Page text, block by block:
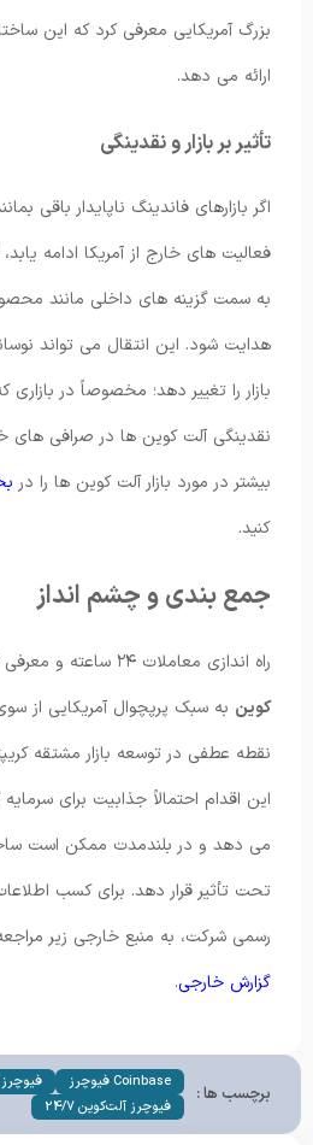
بزرگ آمریکایی معرفی کرد که این
ارائه می دهد.
تأثیر بر بازار و نقدینگی
اگر بازارهای فاندینگ ناپایدار باقی
فعالیت های خارج از آمریکا ادامه
هدایت شود. این انتقال می تواند
بازار را تغییر دهد؛ مخصوصاً در
نقدینگی آلت کوین ها در صرافی های
بیشتر در مورد بازار آلت کوین ها را در
کنید.
جمع بندی و چشم انداز
راه اندازی معاملات ۲۴ ساعته و معرفی قراردادهای
کوین
نقطه عطفی در توسعه بازار مشتقه
این اقدام احتمالاً جذابیت برای سرمایه
می دهد و در بلندمدت ممکن است
تحت تأثیر قرار دهد. برای کسب
رسمی شرکت، به منبع خارجی زیر
گزارش خارجی.
برچسب ها : Coinbase فیوچرز
فیوچرز آلت‌کوین 24/7